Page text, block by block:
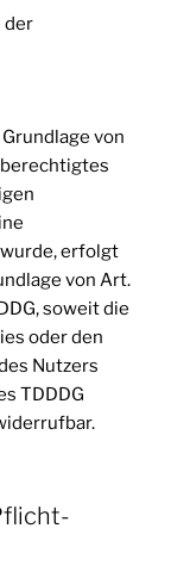
der
von
berechtigtes
erfolgt
von Art.
soweit die
oder den
Nutzers
TDDDG